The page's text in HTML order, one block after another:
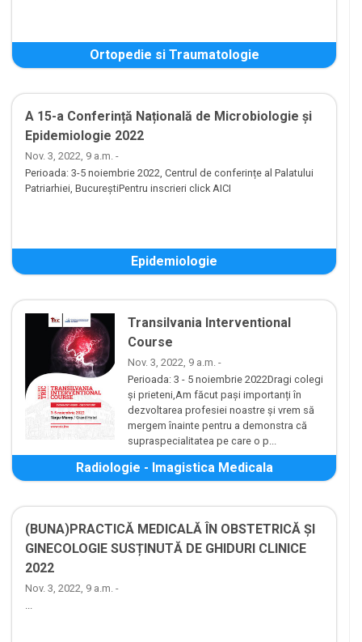
Ortopedie si Traumatologie
A 15-a Conferință Națională de Microbiologie și
Epidemiologie 2022
Nov. 3, 2022, 9 a.m. -
Perioada: 3-5 noiembrie 2022, Centrul de conferințe al Palatului
Patriarhiei, BucureștiPentru inscrieri click AICI
Epidemiologie
Transilvania Interventional
Course
Nov. 3, 2022, 9 a.m. -
Perioada: 3 - 5 noiembrie 2022Dragi colegi
și prieteni,Am făcut pași importanți în
dezvoltarea profesiei noastre și vrem să
mergem înainte pentru a demonstra că
supraspecialitatea pe care o p...
Radiologie - Imagistica Medicala
(BUNA)PRACTICĂ MEDICALĂ ÎN OBSTETRICĂ ȘI
GINECOLOGIE SUSȚINUTĂ DE GHIDURI CLINICE
2022
Nov. 3, 2022, 9 a.m. -